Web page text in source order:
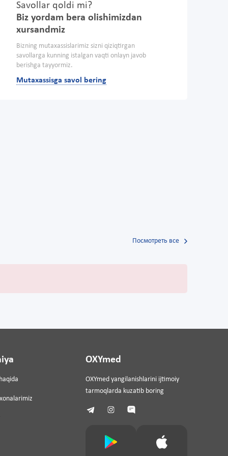
Savollar qoldi mi?
Biz yordam bera olishimizdan
xursandmiz
Bizning mutaxassislarimiz sizni qiziqtirgan
savollarga kunning istalgan vaqti onlayn javob
berishga tayyormiz.
Mutaxassisga savol bering
Посмотреть все
OXYmed
OXYmed yangilanishlarini ijtimoiy
tarmoqlarda kuzatib boring